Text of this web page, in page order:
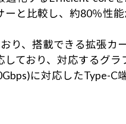
と比較し、約80％性能
り、搭載できる拡張
ており、対応するグ
に対応したType-